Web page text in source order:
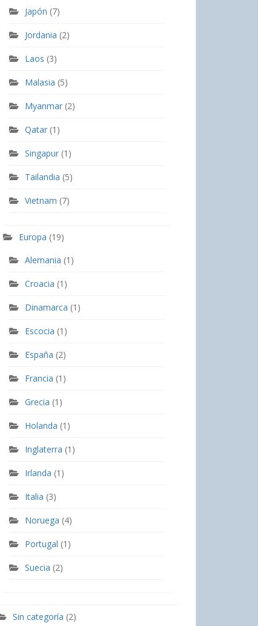
Japón (7)
Jordania (2)
Laos (3)
Malasia (5)
Myanmar (2)
Qatar (1)
Singapur (1)
Tailandia (5)
Vietnam (7)
Europa (19)
Alemania (1)
Croacia (1)
Dinamarca (1)
Escocia (1)
España (2)
Francia (1)
Grecia (1)
Holanda (1)
Inglaterra (1)
Irlanda (1)
Italia (3)
Noruega (4)
Portugal (1)
Suecia (2)
Sin categoría (2)